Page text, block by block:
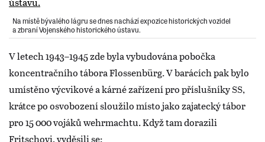
Na místě bývalého lágru se dnes nachází expozice historických vozidel
a zbraní Vojenského historického ústavu.
V letech 1943–1945 zde byla vybudována pobočka
koncentračního tábora Flossenbürg. V barácích pak bylo
umístěno výcvikové a kárné zařízení pro příslušníky SS,
krátce po osvobození sloužilo místo jako zajatecký tábor
pro 15 000 vojáků wehrmachtu. Když tam dorazili
Fritschovi, vyděsili se: